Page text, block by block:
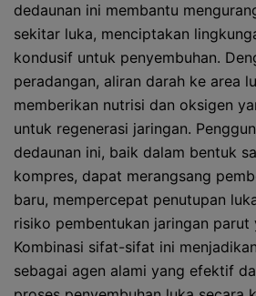
dedaunan ini membantu
sekitar luka, menciptakan
kondusif untuk penyembuhan.
peradangan, aliran darah ke area
memberikan nutrisi dan oksigen
untuk regenerasi jaringan.
dedaunan ini, baik dalam bentuk
kompres, dapat merangsang
baru, mempercepat penutupan
risiko pembentukan jaringan parut
Kombinasi sifat-sifat ini
sebagai agen alami yang efektif